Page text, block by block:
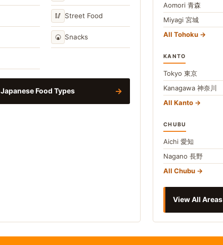
🥢 Street Food
🍘 Snacks
Food Types →
Aomori 青森
Miyagi 宮城
All Tohoku
KANTO
Tokyo 東京
Kanagawa 神奈川
All Kanto
CHUBU
Aichi 愛知
Nagano 長野
All Chubu
View All Areas